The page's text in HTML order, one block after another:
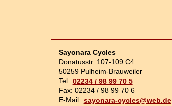
Sayonara Cycles
Donatusstr. 107-109 C4
50259 Pulheim-Brauweiler
Tel: 02234 / 98 99 70 5
Fax: 02234 / 98 99 70 6
E-Mail: sayonara-cycles@web.de